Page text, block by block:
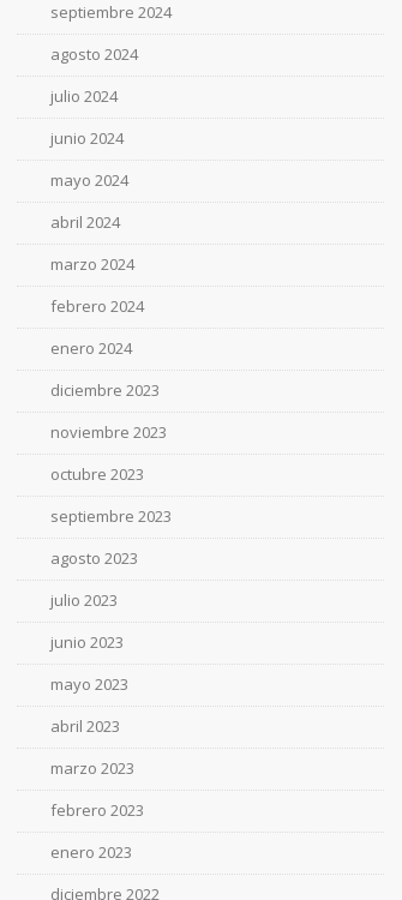
septiembre 2024
agosto 2024
julio 2024
junio 2024
mayo 2024
abril 2024
marzo 2024
febrero 2024
enero 2024
diciembre 2023
noviembre 2023
octubre 2023
septiembre 2023
agosto 2023
julio 2023
junio 2023
mayo 2023
abril 2023
marzo 2023
febrero 2023
enero 2023
diciembre 2022